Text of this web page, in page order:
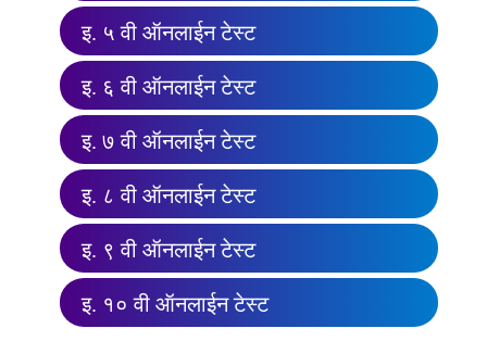
इ. ५ वी ऑनलाईन टेस्ट
इ. ६ वी ऑनलाईन टेस्ट
इ. ७ वी ऑनलाईन टेस्ट
इ. ८ वी ऑनलाईन टेस्ट
इ. ९ वी ऑनलाईन टेस्ट
इ. १० वी ऑनलाईन टेस्ट